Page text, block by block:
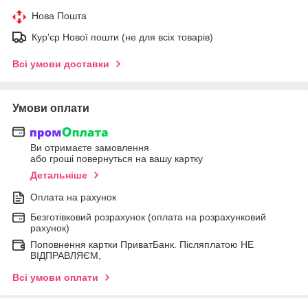
Нова Пошта
Кур'єр Нової пошти (не для всіх товарів)
Всі умови доставки
Умови оплати
Ви отримаєте замовлення
або гроші повернуться на вашу картку
Детальніше
Оплата на рахунок
Безготівковий розрахунок (оплата на розрахунковий
рахунок)
Поповнення картки ПриватБанк. Післяплатою НЕ
ВІДПРАВЛЯЄМ,
Всі умови оплати